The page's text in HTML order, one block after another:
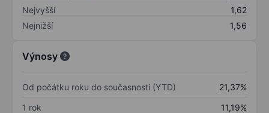
Nejvyšší
1,62
Nejnižší
1,56
Výnosy
Od počátku roku do současnosti (YTD)
21,37%
1 rok
11,19%